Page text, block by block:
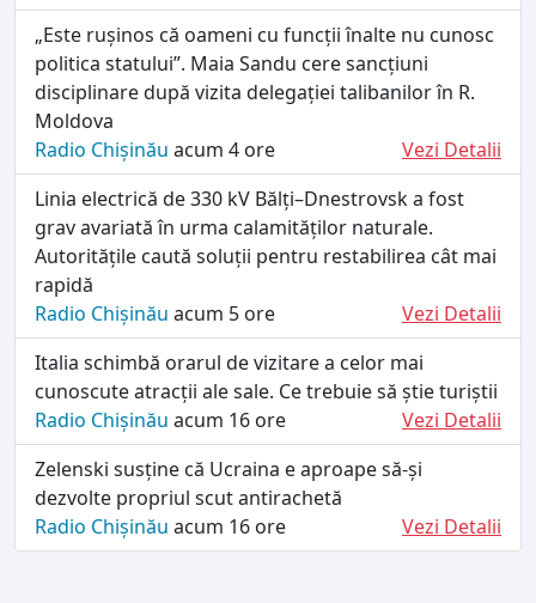
„Este rușinos că oameni cu funcții înalte nu cunosc
politica statului”. Maia Sandu cere sancțiuni
disciplinare după vizita delegației talibanilor în R.
Moldova
Radio Chișinău acum 4 ore
Vezi Detalii
Linia electrică de 330 kV Bălți–Dnestrovsk a fost
grav avariată în urma calamităților naturale.
Autoritățile caută soluții pentru restabilirea cât mai
rapidă
Radio Chișinău acum 5 ore
Vezi Detalii
Italia schimbă orarul de vizitare a celor mai
cunoscute atracții ale sale. Ce trebuie să știe turiștii
Radio Chișinău acum 16 ore
Vezi Detalii
Zelenski susține că Ucraina e aproape să-și
dezvolte propriul scut antirachetă
Radio Chișinău acum 16 ore Vezi Detalii